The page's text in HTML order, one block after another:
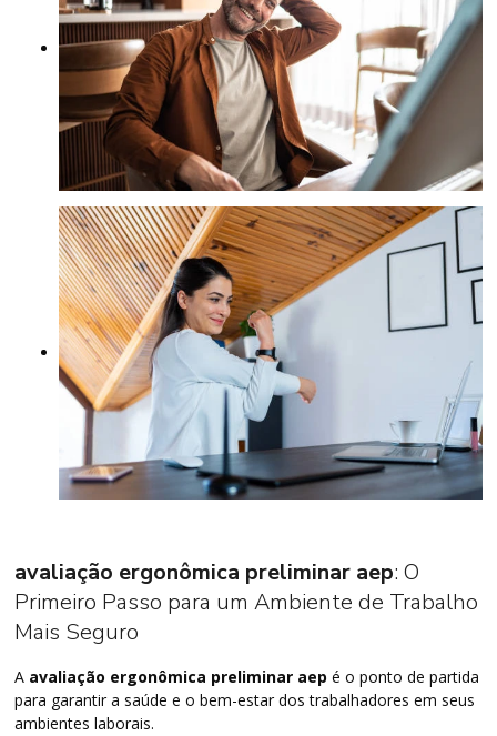
avaliação ergonômica preliminar aep: O
Primeiro Passo para um Ambiente de Trabalho
Mais Seguro
A avaliação ergonômica preliminar aep é o ponto de partida
para garantir a saúde e o bem-estar dos trabalhadores em seus
ambientes laborais.